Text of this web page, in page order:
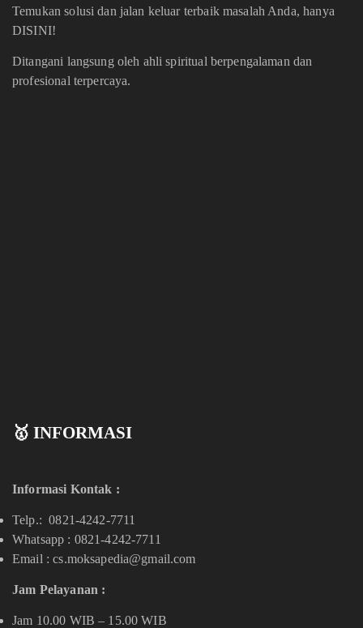
Temukan solusi dan jalan keluar terbaik masalah Anda, hanya
DISINI!
Ditangani langsung oleh ahli spiritual berpengalaman dan
profesional terpercaya.
🥇 INFORMASI
Informasi Kontak :
Telp.: 0821-4242-7711
Whatsapp : 0821-4242-7711
Email : cs.moksapedia@gmail.com
Jam Pelayanan :
Jam 10.00 WIB – 15.00 WIB